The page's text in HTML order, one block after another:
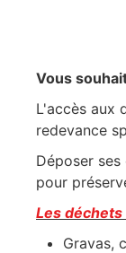
Vous
L'accès aux
redevance
Déposer
pour
Les
Gravas,